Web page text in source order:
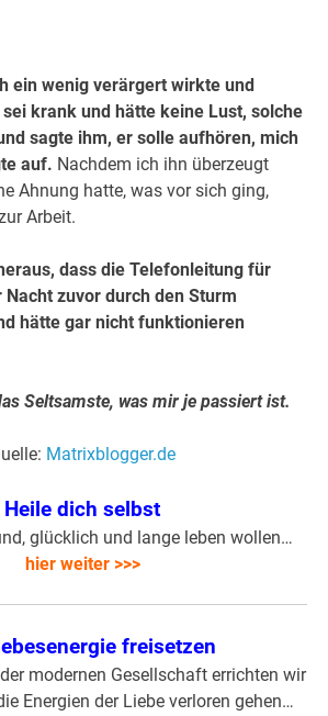
ein wenig verärgert wirkte und
krank und hätte keine Lust, solche
sagte ihm, er solle aufhören, mich
auf. Nachdem ich ihn überzeugt
Ahnung hatte, was vor sich ging,
Arbeit.
dass die Telefonleitung für
zuvor durch den Sturm
hätte gar nicht funktionieren
Seltsamste, was mir je passiert ist.
Matrixblogger.de
Heile dich selbst
glücklich und lange leben wollen…
hier weiter >>>
freisetzen
modernen Gesellschaft errichten wir
Energien der Liebe verloren gehen…